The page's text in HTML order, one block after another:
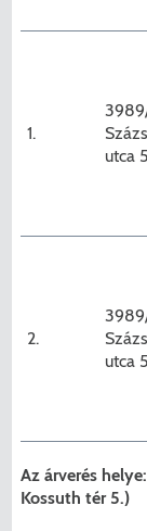
000
1.
utca
2.
utca
Az árverés helye:
Kossuth tér 5.)